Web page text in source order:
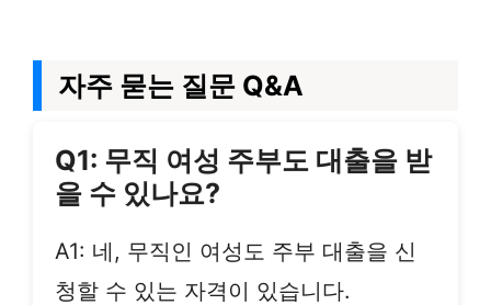
자주 묻는 질문 Q&A
Q1: 무직 여성 주부도 대출을 받
을 수 있나요?
A1: 네, 무직인 여성도 주부 대출을 신
청할 수 있는 자격이 있습니다.